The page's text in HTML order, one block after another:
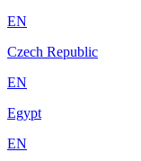
EN
Czech Republic
EN
Egypt
EN